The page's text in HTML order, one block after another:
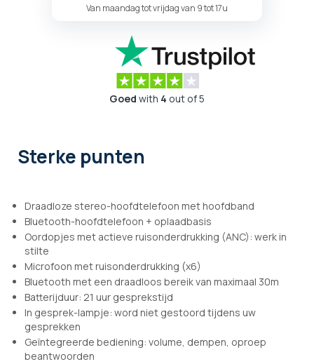
Van maandag tot vrijdag van 9 tot 17u
Goed with 4 out of 5
Sterke punten
Draadloze stereo-hoofdtelefoon met hoofdband
Bluetooth-hoofdtelefoon + oplaadbasis
Oordopjes met actieve ruisonderdrukking (ANC): werk in
stilte
Microfoon met ruisonderdrukking (x6)
Bluetooth met een draadloos bereik van maximaal 30m
Batterijduur: 21 uur gesprekstijd
In gesprek-lampje: word niet gestoord tijdens uw
gesprekken
Geïntegreerde bediening: volume, dempen, oproep
beantwoorden